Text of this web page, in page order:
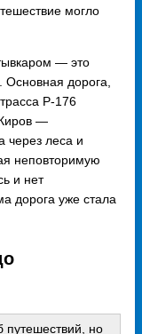
могло
— это
дорога,
Р-176
—
через леса и
неповторимую
и нет
дорога уже стала
но